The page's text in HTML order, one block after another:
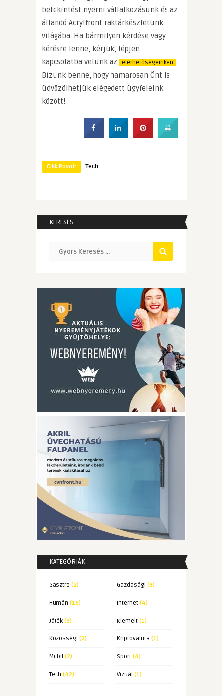
betekintést nyerni vállalkozásunk és az
állandó Acrylfront raktárkészletünk
világába. Ha bármilyen kérdése vagy
kérésre lenne, kérjük, lépjen
kapcsolatba velünk az
elérhetőségeinken .
Bízunk benne, hogy hamarosan Önt is
üdvözölhetjük elégedett ügyfeleink
között!
Cikk Rovat: Tech
KERESÉS
KATEGÓRIÁK
Gasztro (2) Gazdasági (8)
Humán (15) Internet(4)
Játék(3) Kiemelt(1)
Közösségi (2) Kriptovaluta (1)
Mobil (2) Sport(4)
Tech (42) Vizuál (1)